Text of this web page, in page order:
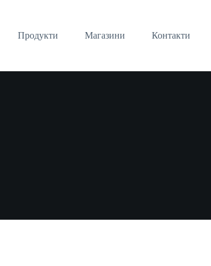
Продукти Магазини Контакти